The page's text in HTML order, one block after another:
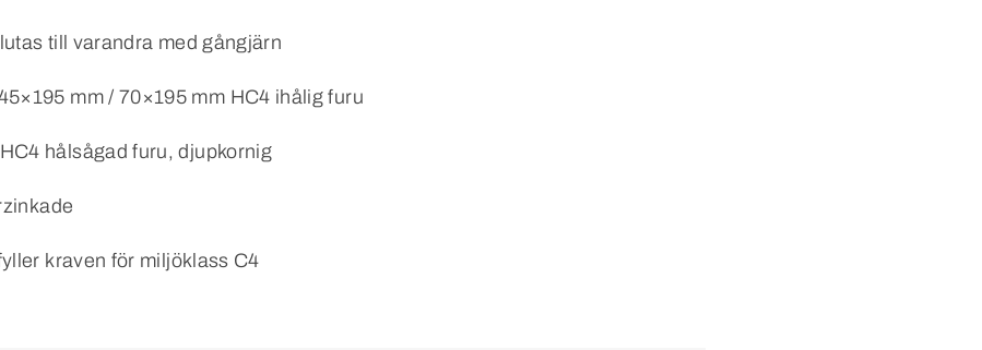
till varandra med gångjärn
mm / 70×195 mm HC4 ihålig furu
hålsågad furu, djupkornig
kraven för miljöklass C4